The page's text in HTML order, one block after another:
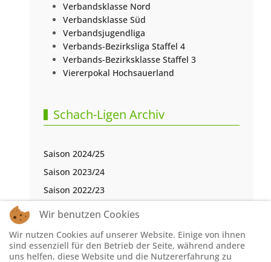
Verbandsklasse Nord
Verbandsklasse Süd
Verbandsjugendliga
Verbands-Bezirksliga Staffel 4
Verbands-Bezirksklasse Staffel 3
Viererpokal Hochsauerland
Schach-Ligen Archiv
Saison 2024/25
Saison 2023/24
Saison 2022/23
Saison 2021/22
Saison 2019/20
Wir benutzen Cookies
Wir nutzen Cookies auf unserer Website. Einige von ihnen
sind essenziell für den Betrieb der Seite, während andere
uns helfen, diese Website und die Nutzererfahrung zu